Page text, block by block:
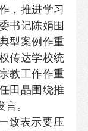
，推进学习
书记陈娟围
型案例作重
传达学校统
教工作作重
田晶围绕推
。
致表示要压